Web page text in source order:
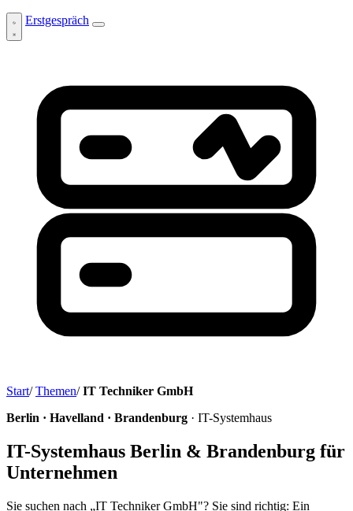
Erstgespräch
Start/ Themen/ IT Techniker GmbH
Berlin · Havelland · Brandenburg · IT-Systemhaus
IT-Systemhaus Berlin & Brandenburg für
Unternehmen
Sie suchen nach „IT Techniker GmbH"? Sie sind richtig: Ein